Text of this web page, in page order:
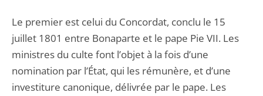
Le premier est celui du Concordat, conclu le 15
juillet 1801 entre Bonaparte et le pape Pie VII. Les
ministres du culte font l’objet à la fois d’une
nomination par l’État, qui les rémunère, et d’une
investiture canonique, délivrée par le pape. Les